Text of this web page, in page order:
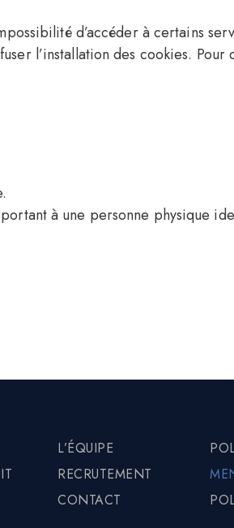
d’accéder à certains
l’installation des cookies. Pour
à une personne physique
L’ÉQUIPE
RECRUTEMENT
CONTACT